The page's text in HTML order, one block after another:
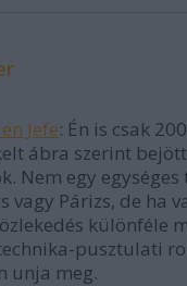
Jefe: Én is csak
ábra szerint
Nem egy
vagy Párizs, de ha
különféle
pusztulati
unja meg.